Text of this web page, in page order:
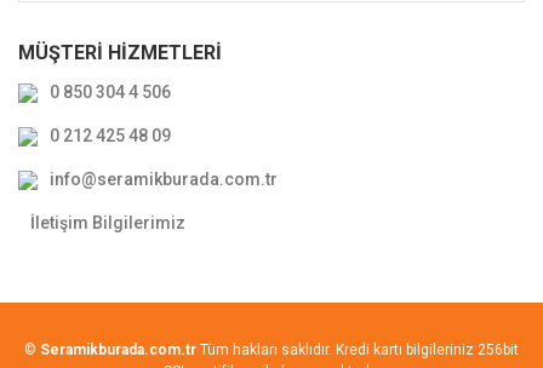
MÜŞTERİ HİZMETLERİ
0 850 304 4 506
0 212 425 48 09
info@seramikburada.com.tr
İletişim Bilgilerimiz
© Seramikburada.com.tr Tüm hakları saklıdır. Kredi kartı bilgileriniz 256bit